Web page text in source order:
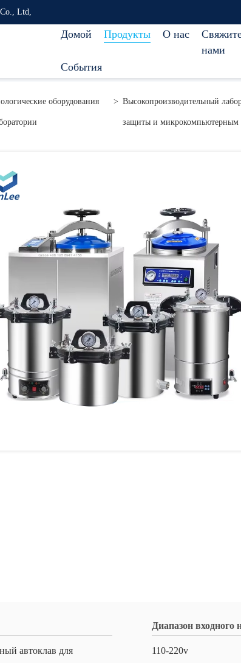
Ltd,
Домой Продукты О нас
нами
События
оборудования > Высокопроизводительный
защиты и микрокомпьютерным
автоклав для
Диапазон входного
110-220v